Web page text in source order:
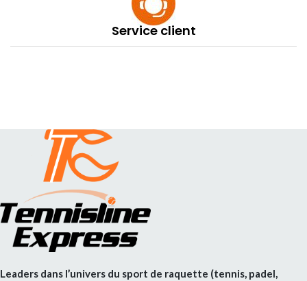
Service client
Leaders dans l’univers du sport de raquette (tennis, padel,